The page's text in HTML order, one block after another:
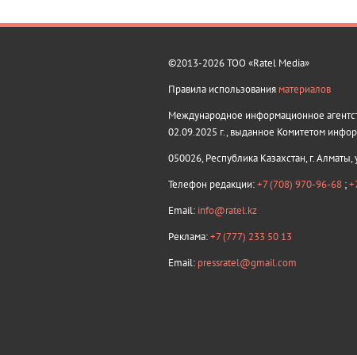
©2013-2026 ТОО «Ratel Media»
Правила использования материалов
Международное информационное
02.09.2025 г., выданное Комитетом
050026, Республика Казахстан, г.
Телефон редакции:+7 (708) 970-96-68 ;
Email: info@ratel.kz
Реклама:+7 (777) 233 50 13
Email: pressratel@gmail.com